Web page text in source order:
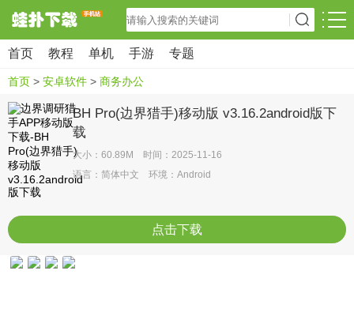
首页 教程 单机 手游 专题
首页 > 安卓软件 > 商务办公
BH Pro(边界猎手)移动版 v3.16.2android版下
载
大小：60.89M 时间：2025-11-16
语言：简体中文 环境：Android
点击下载